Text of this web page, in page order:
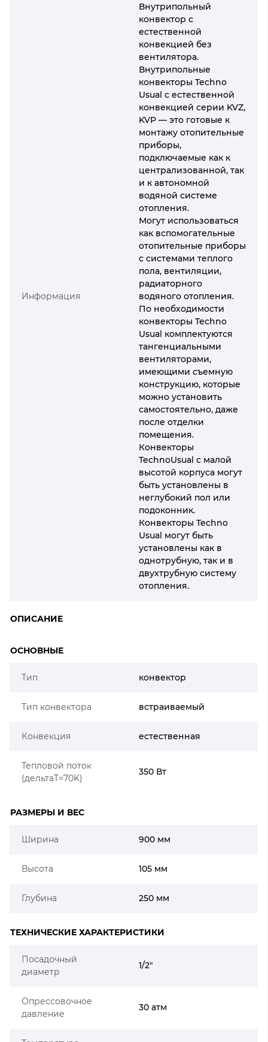
Информация
Внутрипольный
конвектор с
естественной
конвекцией без
вентилятора.
Внутрипольные
конвекторы Techno
Usual с естественной
конвекцией серии KVZ,
KVP — это готовые к
монтажу отопительные
приборы,
подключаемые как к
централизованной, так
и к автономной
водяной системе
отопления.
Могут использоваться
как вспомогательные
отопительные приборы
с системами теплого
пола, вентиляции,
радиаторного
водяного отопления.
По необходимости
конвекторы Techno
Usual комплектуются
тангенциальными
вентиляторами,
имеющими съемную
конструкцию, которые
можно установить
самостоятельно, даже
после отделки
помещения.
Конвекторы
TechnoUsual с малой
высотой корпуса могут
быть установлены в
неглубокий пол или
подоконник.
Конвекторы Techno
Usual могут быть
установлены как в
однотрубную, так и в
двухтрубную систему
отопления.
ОПИСАНИЕ
ОСНОВНЫЕ
Тип конвектор
Тип конвектора встраиваемый
Конвекция естественная
Тепловой поток
(дельтаT=70K)
350 Вт
РАЗМЕРЫ И ВЕС
Ширина 900 мм
Высота 105 мм
Глубина 250 мм
ТЕХНИЧЕСКИЕ ХАРАКТЕРИСТИКИ
Посадочный
диаметр
1/2"
Опрессовочное
давление
30 атм